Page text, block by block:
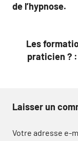
l’article
de l’hypnose.
Les
praticien ?
Laisser un
Votre adresse e-